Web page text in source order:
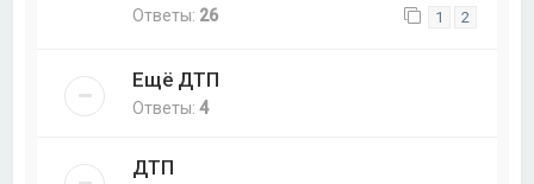
Ответы: 26 1 2
Ещё ДТП
Ответы:4
ДТП